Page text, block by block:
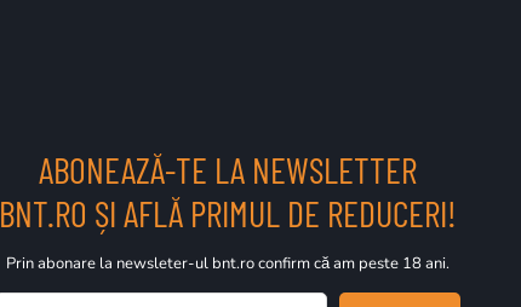
ABONEAZĂ-TE LA NEWSLETTER
BNT.RO ȘI AFLĂ PRIMUL DE REDUCERI!
Prin abonare la newsleter-ul bnt.ro confirm că am peste 18 ani.